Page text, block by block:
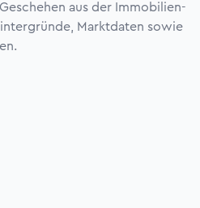
aus der Immobilien-
Marktdaten sowie